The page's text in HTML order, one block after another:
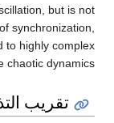
but is not
synchronization,
to highly complex
chaotic dynamics.
تقريب